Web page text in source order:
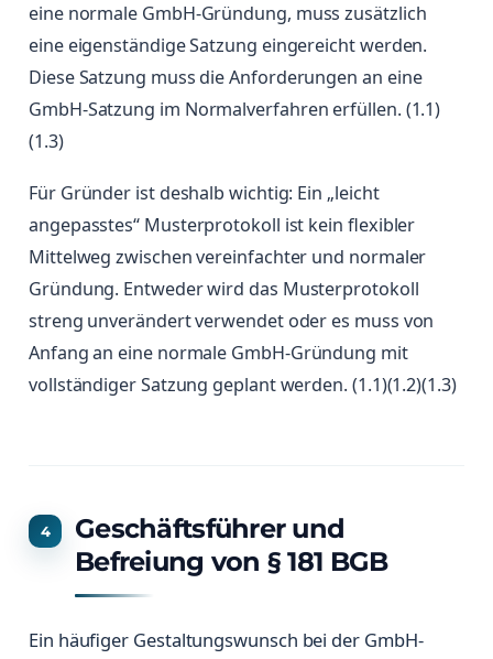
eine normale GmbH-Gründung, muss zusätzlich
eine eigenständige Satzung eingereicht werden.
Diese Satzung muss die Anforderungen an eine
GmbH-Satzung im Normalverfahren erfüllen. (1.1)
(1.3)
Für Gründer ist deshalb wichtig: Ein „leicht
angepasstes“ Musterprotokoll ist kein flexibler
Mittelweg zwischen vereinfachter und normaler
Gründung. Entweder wird das Musterprotokoll
streng unverändert verwendet oder es muss von
Anfang an eine normale GmbH-Gründung mit
vollständiger Satzung geplant werden. (1.1)(1.2)(1.3)
Geschäftsführer und
Befreiung von § 181 BGB
Ein häufiger Gestaltungswunsch bei der GmbH-